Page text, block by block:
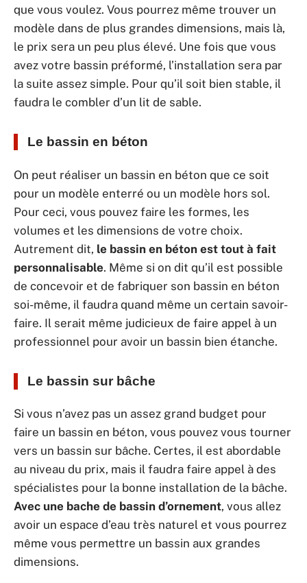
que vous voulez. Vous pourrez même trouver un
modèle dans de plus grandes dimensions, mais là,
le prix sera un peu plus élevé. Une fois que vous
avez votre bassin préformé, l’installation sera par
la suite assez simple. Pour qu’il soit bien stable, il
faudra le combler d’un lit de sable.
Le bassin en béton
On peut réaliser un bassin en béton que ce soit
pour un modèle enterré ou un modèle hors sol.
Pour ceci, vous pouvez faire les formes, les
volumes et les dimensions de votre choix.
Autrement dit, le bassin en béton est tout à fait
personnalisable. Même si on dit qu’il est possible
de concevoir et de fabriquer son bassin en béton
soi-même, il faudra quand même un certain savoir-
faire. Il serait même judicieux de faire appel à un
professionnel pour avoir un bassin bien étanche.
Le bassin sur bâche
Si vous n’avez pas un assez grand budget pour
faire un bassin en béton, vous pouvez vous tourner
vers un bassin sur bâche. Certes, il est abordable
au niveau du prix, mais il faudra faire appel à des
spécialistes pour la bonne installation de la bâche.
Avec une bache de bassin d’ornement, vous allez
avoir un espace d’eau très naturel et vous pourrez
même vous permettre un bassin aux grandes
dimensions.